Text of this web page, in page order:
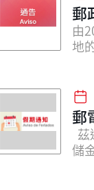
郵
由
地
郵
茲